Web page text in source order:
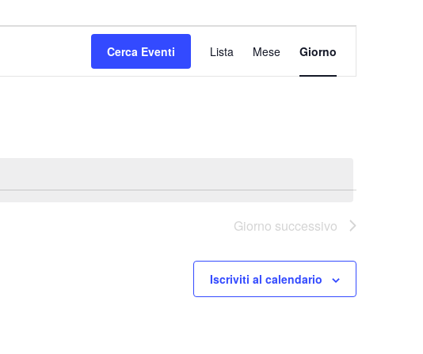
Cerca Eventi
Evento
Viste
Navigazione
Lista Mese Giorno
Giorno successivo
Iscriviti al calendario